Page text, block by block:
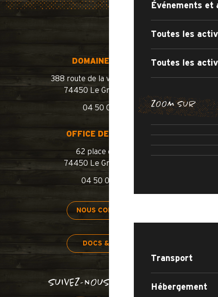
Événements et
Toutes les
Toutes les
ZOOM SUR
BALADES
OUVERTURE
LES
PISCINE
Transport
Hébergement
DOMAINE SKIABLE
388 route de la vallée du Bouchet
74450 Le Grand-Bornand
04 50 02 78 10
OFFICE DE TOURISME
62 place de l’église
74450 Le Grand-Bornand
04 50 02 78 00
NOUS CONTACTER
DOCS & PLANS
SUIVEZ-NOUS BON SANG !